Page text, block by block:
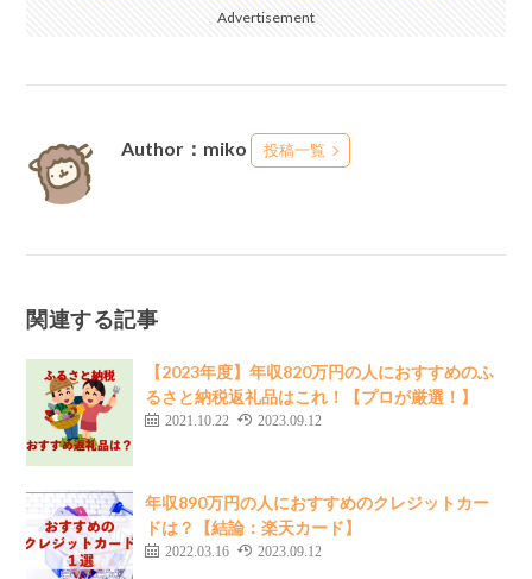
Advertisement
Author：miko 投稿一覧
関連する記事
【2023年度】年収820万円の人におすすめのふ
るさと納税返礼品はこれ！【プロが厳選！】
2021.10.22 2023.09.12
年収890万円の人におすすめのクレジットカー
ドは？【結論：楽天カード】
2022.03.16 2023.09.12